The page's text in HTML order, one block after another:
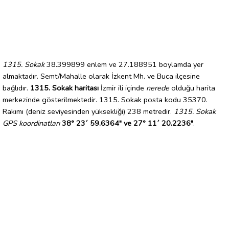
1315. Sokak38.399899 enlem ve 27.188951 boylamda yer
almaktadır. Semt/Mahalle olarak İzkent Mh. ve Buca ilçesine
bağlıdır. 1315. Sokak haritası İzmir ili içinde nerede olduğu harita
merkezinde gösterilmektedir. 1315. Sokak posta kodu 35370.
Rakımı (deniz seviyesinden yüksekliği) 238 metredir. 1315. Sokak
GPS koordinatları 38° 23´ 59.6364" ve 27° 11´ 20.2236".